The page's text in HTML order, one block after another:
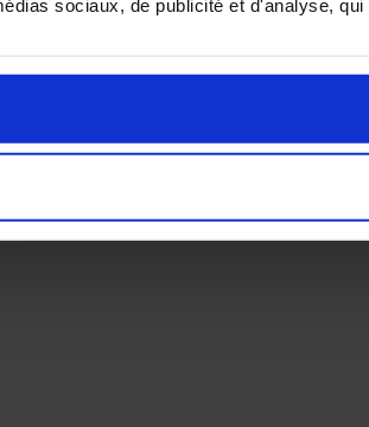
sociaux, de publicité et d'analyse,